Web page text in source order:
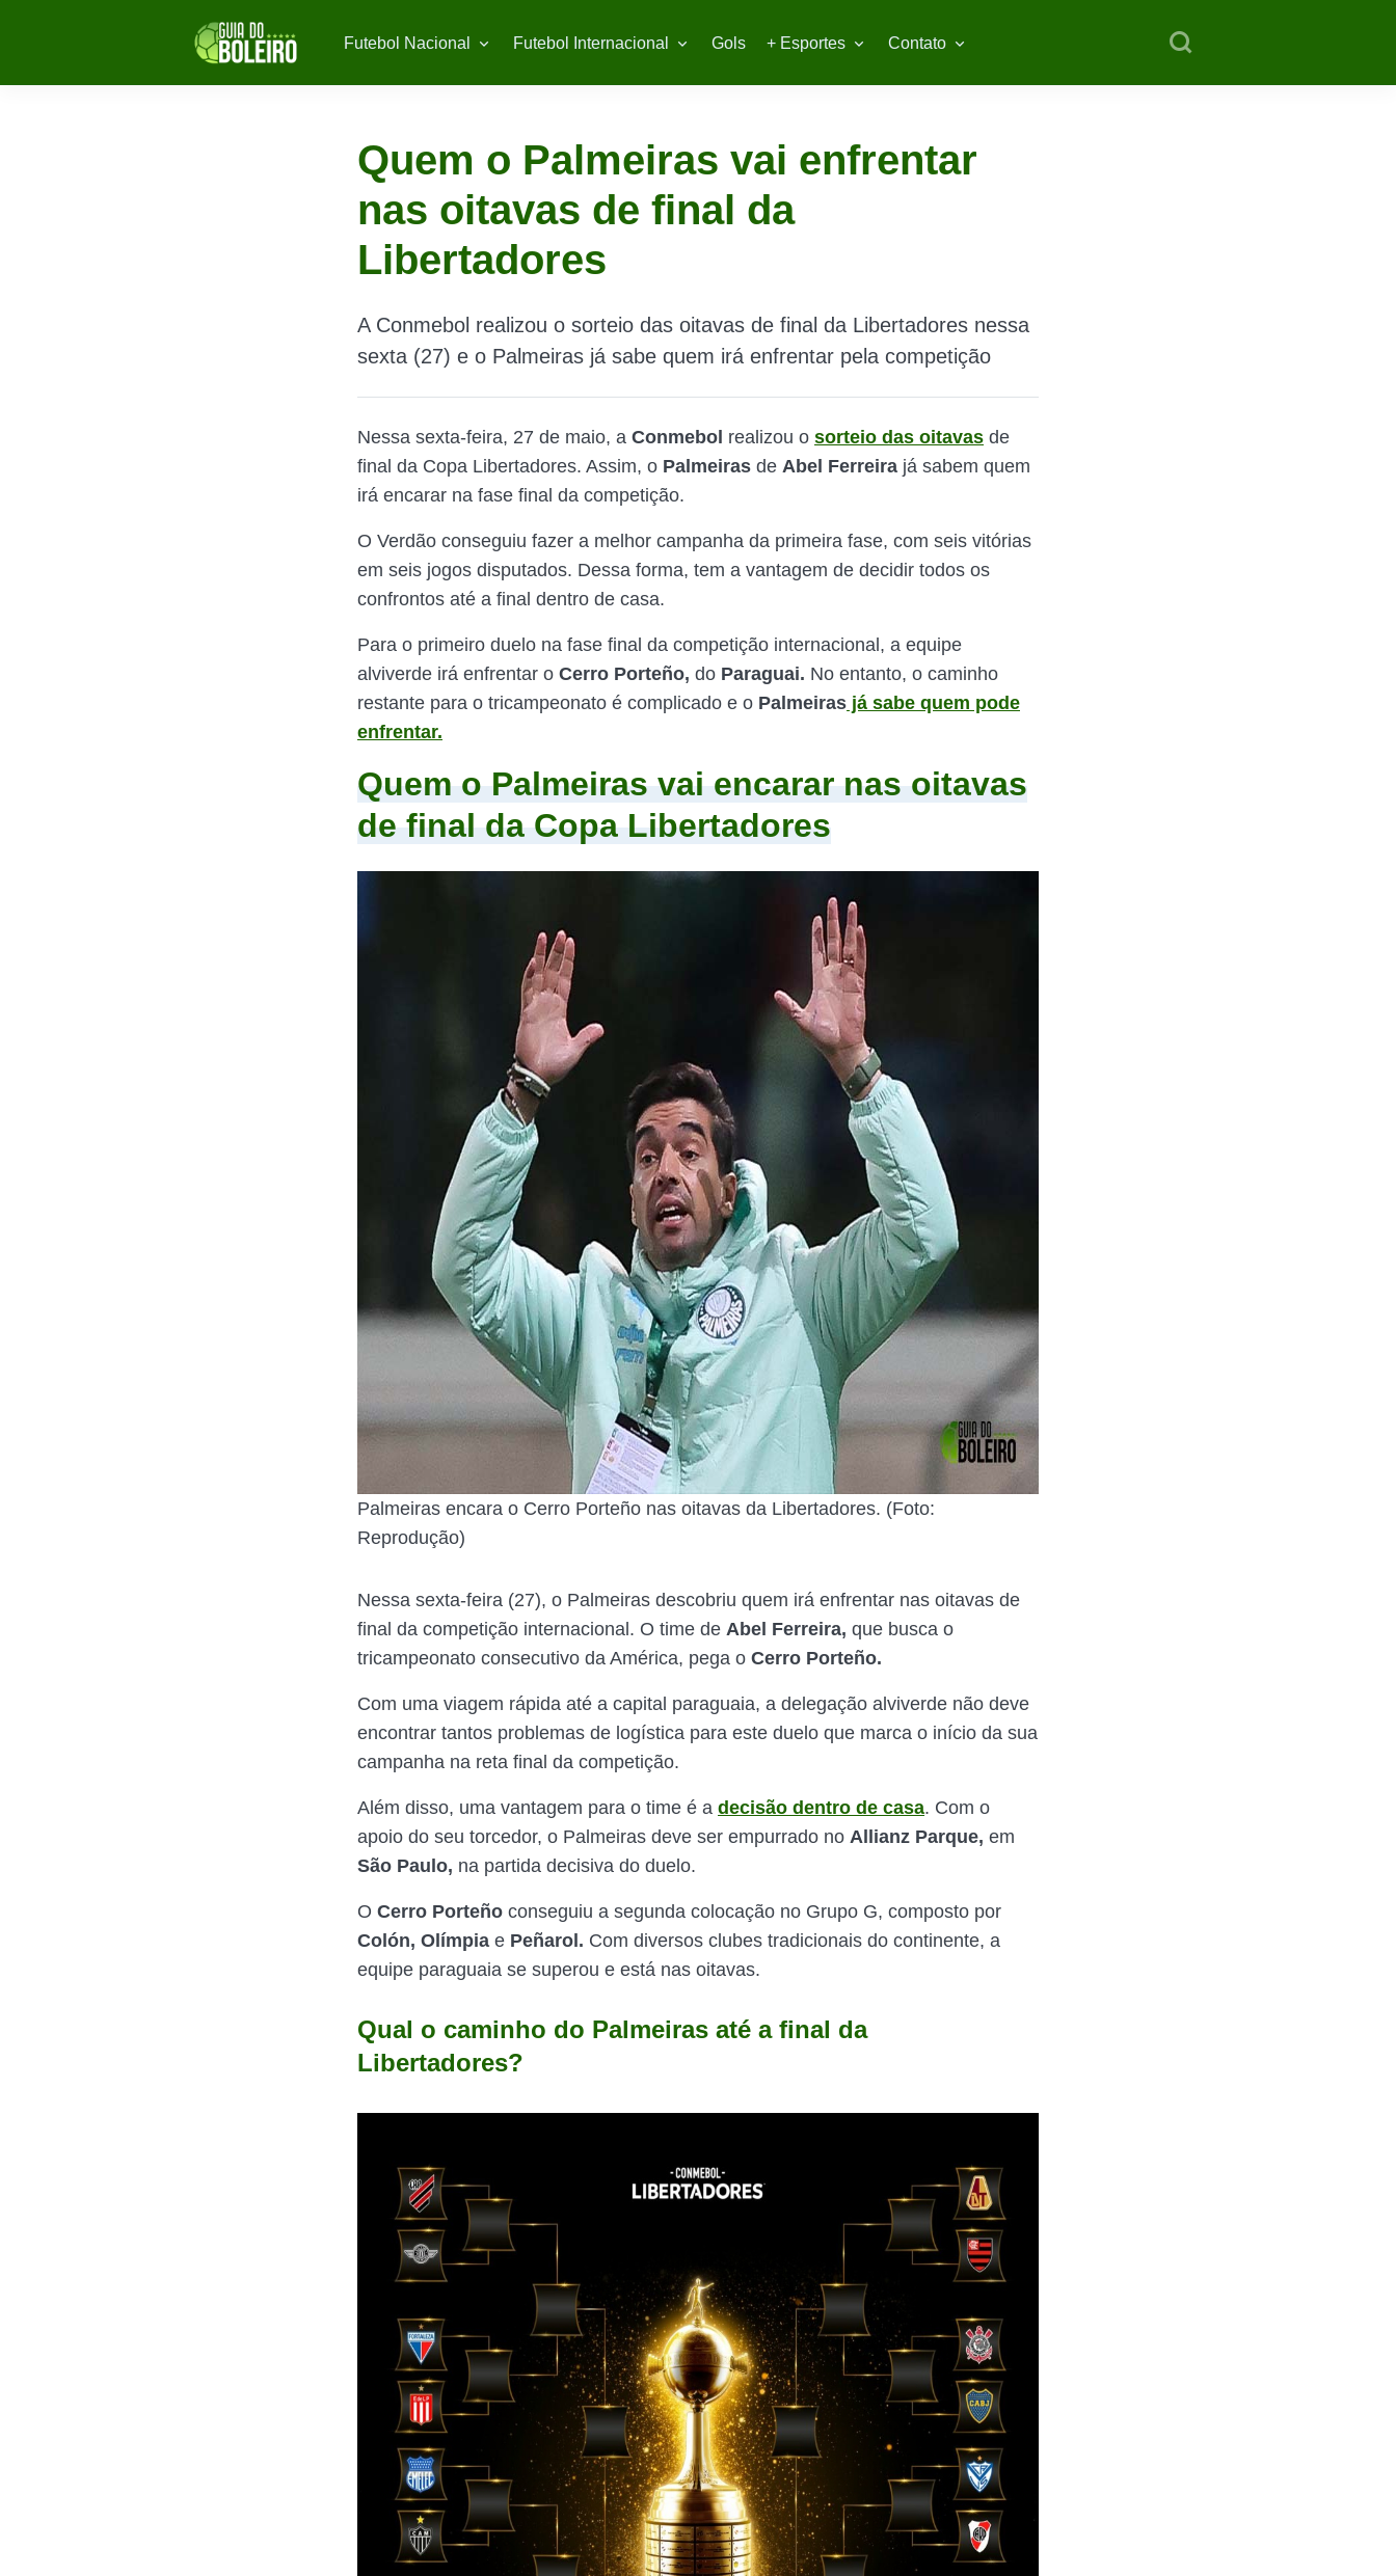
Futebol Nacional Futebol Internacional Gols + Esportes Contato
Quem o Palmeiras vai enfrentar
nas oitavas de final da
Libertadores
A Conmebol realizou o sorteio das oitavas de final da Libertadores nessa
sexta (27) e o Palmeiras já sabe quem irá enfrentar pela competição
Nessa sexta-feira, 27 de maio, a Conmebol realizou o sorteio das oitavas de
final da Copa Libertadores. Assim, o Palmeiras de Abel Ferreira já sabem quem
irá encarar na fase final da competição.
O Verdão conseguiu fazer a melhor campanha da primeira fase, com seis vitórias
em seis jogos disputados. Dessa forma, tem a vantagem de decidir todos os
confrontos até a final dentro de casa.
Para o primeiro duelo na fase final da competição internacional, a equipe
alviverde irá enfrentar o Cerro Porteño, do Paraguai. No entanto, o caminho
restante para o tricampeonato é complicado e o Palmeiras já sabe quem pode
enfrentar.
Quem o Palmeiras vai encarar nas oitavas
de final da Copa Libertadores
Palmeiras encara o Cerro Porteño nas oitavas da Libertadores. (Foto:
Reprodução)
Nessa sexta-feira (27), o Palmeiras descobriu quem irá enfrentar nas oitavas de
final da competição internacional. O time de Abel Ferreira, que busca o
tricampeonato consecutivo da América, pega o Cerro Porteño.
Com uma viagem rápida até a capital paraguaia, a delegação alviverde não deve
encontrar tantos problemas de logística para este duelo que marca o início da sua
campanha na reta final da competição.
Além disso, uma vantagem para o time é a decisão dentro de casa. Com o
apoio do seu torcedor, o Palmeiras deve ser empurrado no Allianz Parque, em
São Paulo, na partida decisiva do duelo.
O Cerro Porteño conseguiu a segunda colocação no Grupo G, composto por
Colón, Olímpia e Peñarol. Com diversos clubes tradicionais do continente, a
equipe paraguaia se superou e está nas oitavas.
Qual o caminho do Palmeiras até a final da
Libertadores?